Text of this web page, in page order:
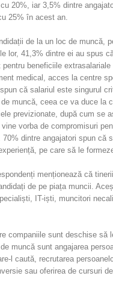
20%, iar 3,5% dintre
25% în acest an.
de la un loc de muncă,
lor, 41,3% dintre ei au spus
beneficiile extrasalariale
medical, acces la centre
că salariul este singurul
muncă, ceea ce va duce la
previzionate, după cum se
vorba de compromisuri
dintre angajatori spun că
pe care să le
menționează că
de pe piața muncii.
IT-iști, muncitori
companiile sunt deschise să
muncă sunt angajarea
l caută, recrutarea
sau oferirea de cursuri